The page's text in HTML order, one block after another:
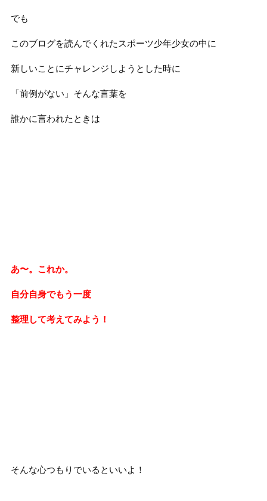
でも
このブログを読んでくれたスポーツ少年少女の中に
新しいことにチャレンジしようとした時に
「前例がない」そんな言葉を
誰かに言われたときは
あ〜。これか。
自分自身でもう一度
整理して考えてみよう！
そんな心つもりでいるといいよ！